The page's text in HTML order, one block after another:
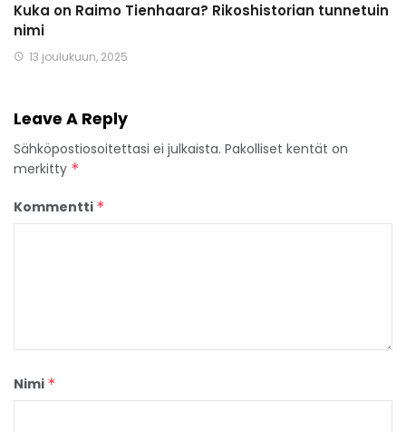
Kuka on Raimo Tienhaara? Rikoshistorian tunnetuin
nimi
13 joulukuun, 2025
Leave A Reply
Sähköpostiosoitettasi ei julkaista. Pakolliset kentät on
merkitty *
Kommentti *
Nimi *